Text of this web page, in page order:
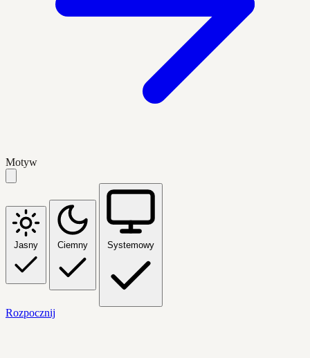
Motyw
Jasny Ciemny Systemowy
Rozpocznij